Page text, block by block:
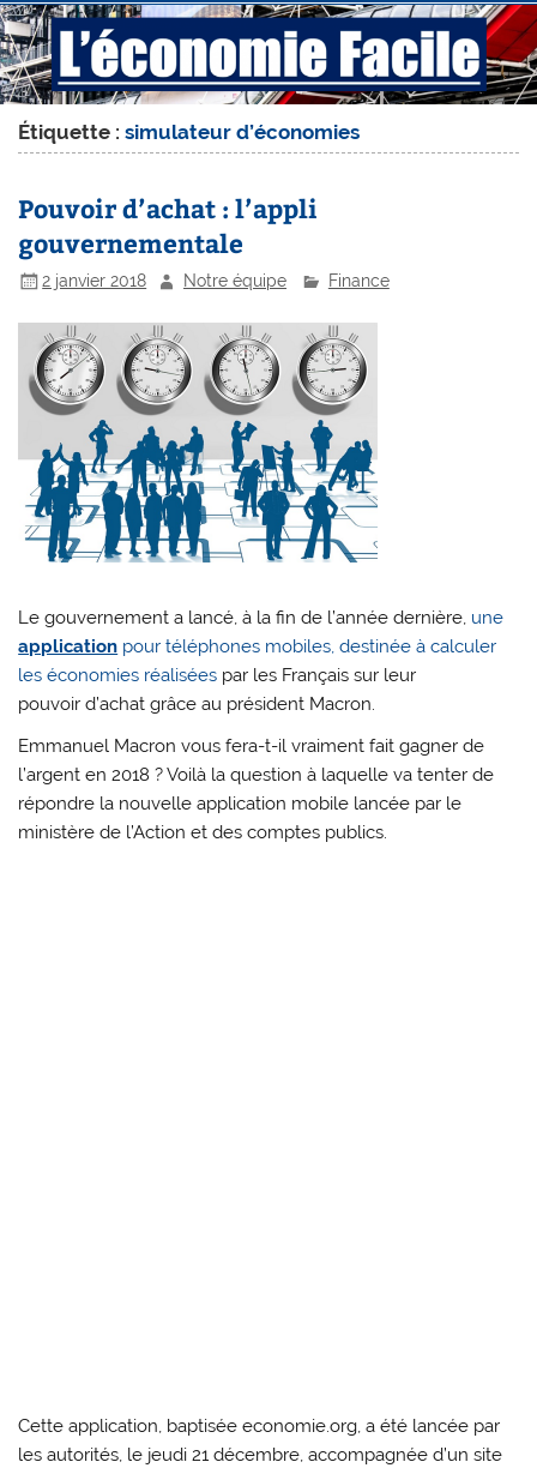
Étiquette :simulateur d’économies
Pouvoir d’achat : l’appli
gouvernementale
2 janvier 2018 Notre équipe Finance
Le gouvernement a lancé, à la fin de l’année dernière, une
application pour téléphones mobiles, destinée à calculer
les économies réalisées par les Français sur leur
pouvoir d’achat grâce au président Macron.
Emmanuel Macron vous fera-t-il vraiment fait gagner de
l’argent en 2018 ? Voilà la question à laquelle va tenter de
répondre la nouvelle application mobile lancée par le
ministère de l’Action et des comptes publics.
Cette application, baptisée economie.org, a été lancée par
les autorités, le jeudi 21 décembre, accompagnée d’un site